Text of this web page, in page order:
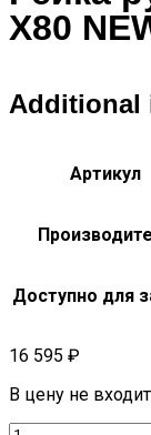
X80
Additional
Артикул
Доступно для
16 595 ₽
В цену не